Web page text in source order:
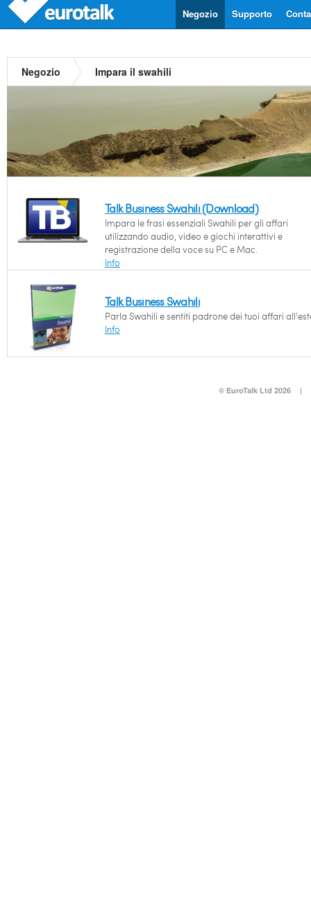
Supporto
Negozio
Negozio Impara il swahili
Talk Business Swahili (Download)
Impara le frasi essenziali Swahili per gli affari
utilizzando audio, video e giochi interattivi e
registrazione della voce su PC e Mac.
Info
Talk Business Swahili
Parla Swahili e sentiti padrone dei tuoi affari
Info
© EuroTalk Ltd 2026 |